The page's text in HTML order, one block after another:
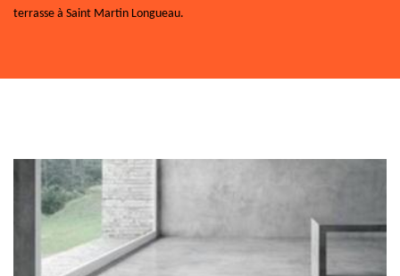
terrasse à Saint Martin Longueau.